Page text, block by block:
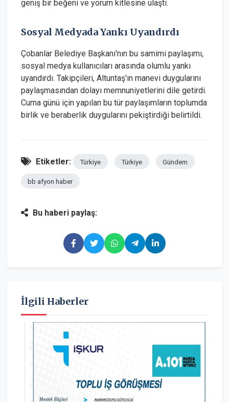
geniş bir beğeni ve yorum kitlesine ulaştı.
Sosyal Medyada Yankı Uyandırdı
Çobanlar Belediye Başkanı'nın bu samimi paylaşımı,
sosyal medya kullanıcıları arasında olumlu yankı
uyandırdı. Takipçileri, Altuntaş'ın manevi duygularını
paylaşmasından dolayı memnuniyetlerini dile getirdi.
Cuma günü için yapılan bu tür paylaşımların toplumda
birlik ve beraberlik duygularını pekiştirdiği belirtildi.
Etiketler: Türkiye Türkiye Gündem
bb afyon haber
Bu haberi paylaş:
İlgili Haberler